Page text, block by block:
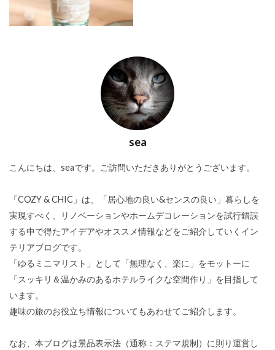
sea
こんにちは、seaです。ご訪問いただきありがとうございます。
「COZY & CHIC」は、「居心地の良い&センスの良い」暮らしを
実現すべく、リノベーションやホームデコレーションを試行錯誤
する中で得たアイデアやオススメ情報などをご紹介していくイン
テリアブログです。
「ゆるミニマリスト」として「無理なく、楽に」をモットーに
「スッキリ＆温かみのあるホテルライクな空間作り」を目指して
います。
趣味の旅のお役立ち情報についてもあわせてご紹介します。
なお、本ブログは景品表示法（通称：ステマ規制）に則り運営し